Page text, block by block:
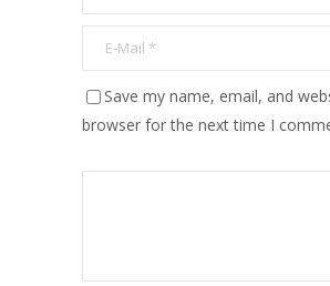
Save my name, email, and
browser for the next time I